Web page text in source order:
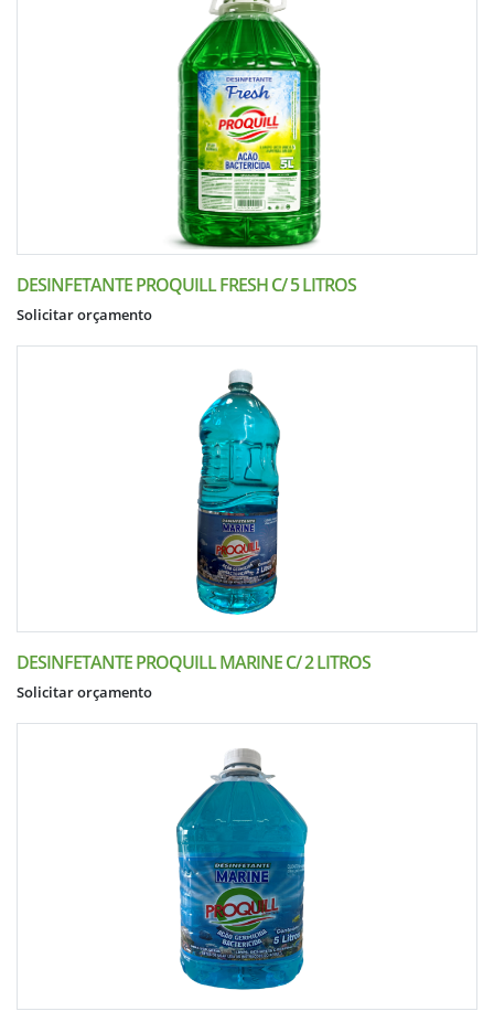
DESINFETANTE PROQUILL FRESH C/ 5 LITROS
Solicitar orçamento
DESINFETANTE PROQUILL MARINE C/ 2 LITROS
Solicitar orçamento